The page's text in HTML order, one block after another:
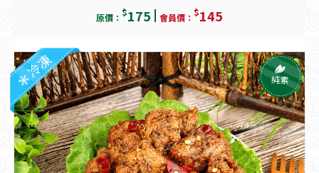
原價： $175 會員價： $145
冷凍 純素